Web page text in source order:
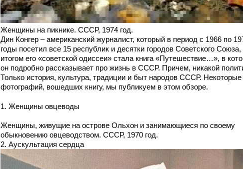
Женщины на пикнике. СССР, 1974 год.
Дин Конгер – американский журналист, который в период с 1966 по
годы посетил все 15 республик и десятки городов Советского Союза,
итогом его «советской одиссеи» стала книга «Путешествие…», в
он подробно рассказывает про жизнь в СССР. Причем, никакой
Только история, культура, традиции и быт народов СССР. Некоторые
фотографий, вошедших книгу, мы публикуем в этом обзоре.
1. Женщины овцеводы
Женщины, живущие на острове Ольхон и занимающиеся по своему
обыкновению овцеводством. СССР, 1970 год.
2. Аускультация сердца